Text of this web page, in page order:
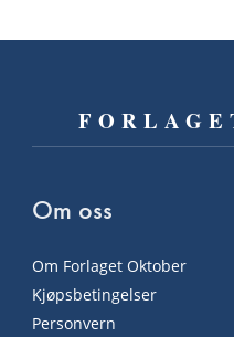
Om oss
Om Forlaget Oktober
Kjøpsbetingelser
Personvern